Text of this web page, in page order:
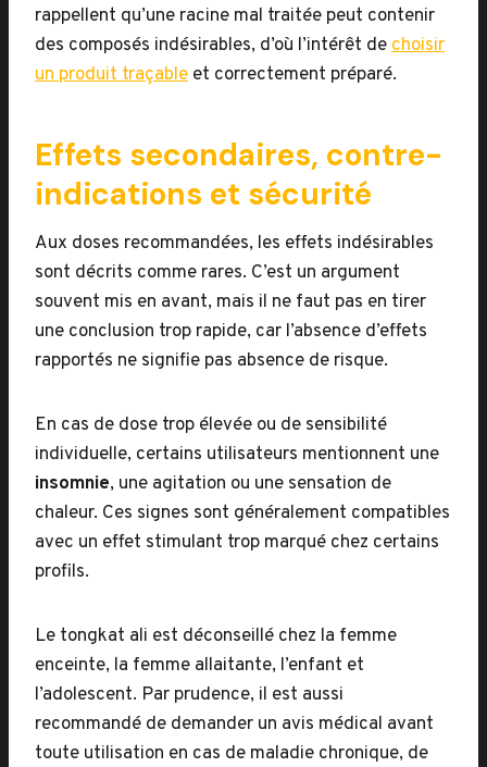
rappellent qu’une racine mal traitée peut contenir
des composés indésirables, d’où l’intérêt dechoisir
un produit traçable et correctement préparé.
Effets secondaires, contre-
indications et sécurité
Aux doses recommandées, les effets indésirables
sont décrits comme rares. C’est un argument
souvent mis en avant, mais il ne faut pas en tirer
une conclusion trop rapide, car l’absence d’effets
rapportés ne signifie pas absence de risque.
En cas de dose trop élevée ou de sensibilité
individuelle, certains utilisateurs mentionnent une
insomnie, une agitation ou une sensation de
chaleur. Ces signes sont généralement compatibles
avec un effet stimulant trop marqué chez certains
profils.
Le tongkat ali est déconseillé chez la femme
enceinte, la femme allaitante, l’enfant et
l’adolescent. Par prudence, il est aussi
recommandé de demander un avis médical avant
toute utilisation en cas de maladie chronique, de